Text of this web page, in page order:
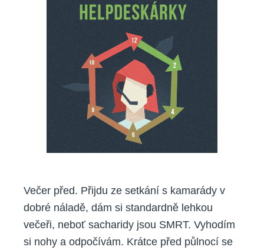
životě
helpdeskářky
Večer před. Přijdu ze setkání s kamarády v
dobré náladě, dám si standardně lehkou
večeři, neboť sacharidy jsou SMRT. Vyhodím
si nohy a odpočívám. Krátce před půlnocí se